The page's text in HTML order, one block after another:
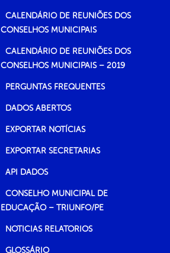
CALENDÁRIO DE REUNIÕES DOS
CONSELHOS MUNICIPAIS
CALENDÁRIO DE REUNIÕES DOS
CONSELHOS MUNICIPAIS – 2019
PERGUNTAS FREQUENTES
DADOS ABERTOS
EXPORTAR NOTÍCIAS
EXPORTAR SECRETARIAS
API DADOS
CONSELHO MUNICIPAL DE
EDUCAÇÃO – TRIUNFO/PE
NOTICIAS RELATORIOS
GLOSSÁRIO